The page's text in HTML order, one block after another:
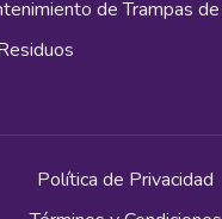
de Trampas de
Política de Privacidad